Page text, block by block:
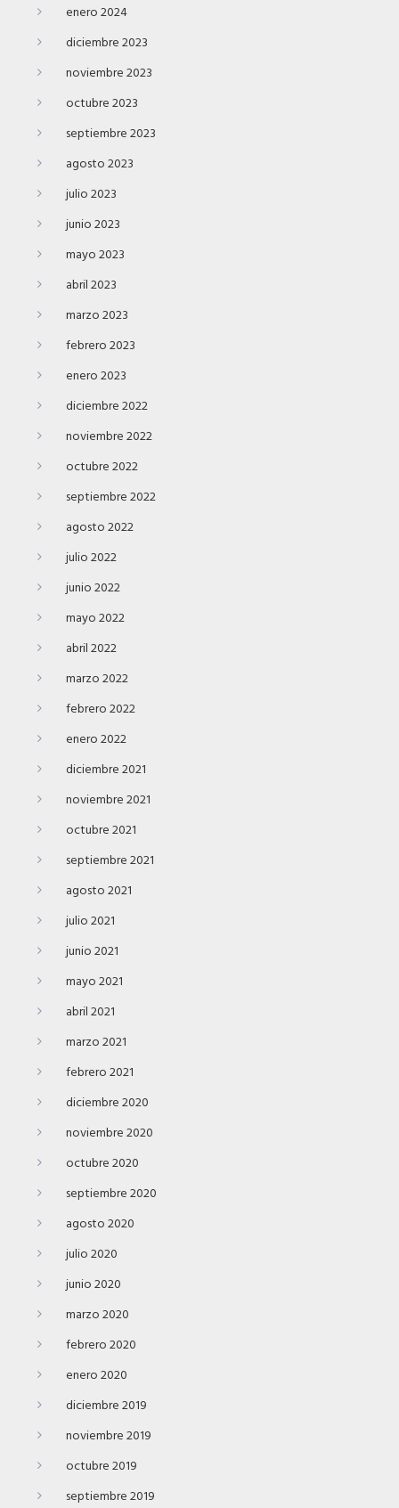
enero 2024
diciembre 2023
noviembre 2023
octubre 2023
septiembre 2023
agosto 2023
julio 2023
junio 2023
mayo 2023
abril 2023
marzo 2023
febrero 2023
enero 2023
diciembre 2022
noviembre 2022
octubre 2022
septiembre 2022
agosto 2022
julio 2022
junio 2022
mayo 2022
abril 2022
marzo 2022
febrero 2022
enero 2022
diciembre 2021
noviembre 2021
octubre 2021
septiembre 2021
agosto 2021
julio 2021
junio 2021
mayo 2021
abril 2021
marzo 2021
febrero 2021
diciembre 2020
noviembre 2020
octubre 2020
septiembre 2020
agosto 2020
julio 2020
junio 2020
marzo 2020
febrero 2020
enero 2020
diciembre 2019
noviembre 2019
octubre 2019
septiembre 2019